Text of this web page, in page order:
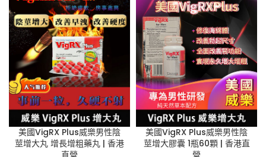
美國VigRX Plus威樂男性陰
莖增大丸 增長增粗藥丸 | 香港
直營
美國VigRX Plus威樂男性陰
莖增大膠囊 1瓶60顆 | 香港直
營